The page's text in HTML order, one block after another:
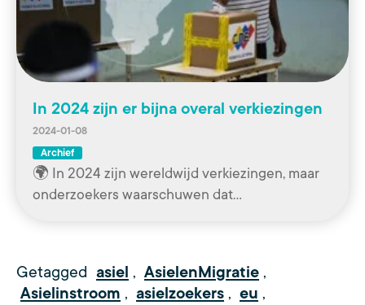
In 2024 zijn er bijna overal verkiezingen
2024-01-08
Archief
🌍 In 2024 zijn wereldwijd verkiezingen, maar
onderzoekers waarschuwen dat…
Getagged asiel , AsielenMigratie ,
Asielinstroom , asielzoekers , eu ,